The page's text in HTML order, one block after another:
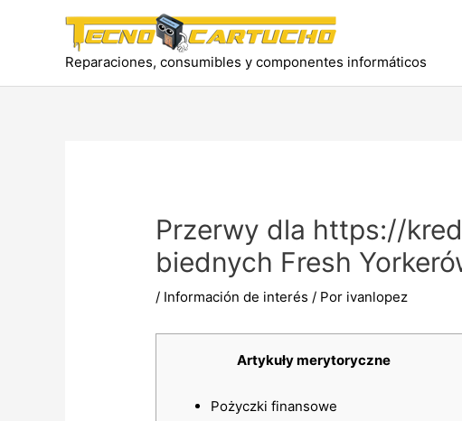
Reparaciones, consumibles y componentes informáticos
Przerwy dla https://
biednych Fresh
/ Información de interés / Por ivanlopez
Artykuły merytoryczne
Pożyczki finansowe